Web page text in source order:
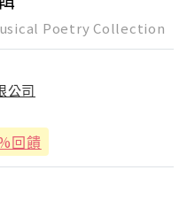
Poetry Collection
公司
回饋